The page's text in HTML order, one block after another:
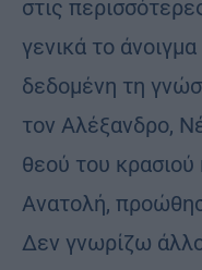
στις
γενικά το
δεδομένη τη
τον Αλέξανδρο,
θεού του κρασιού
Ανατολή,
Δεν γνωρίζω